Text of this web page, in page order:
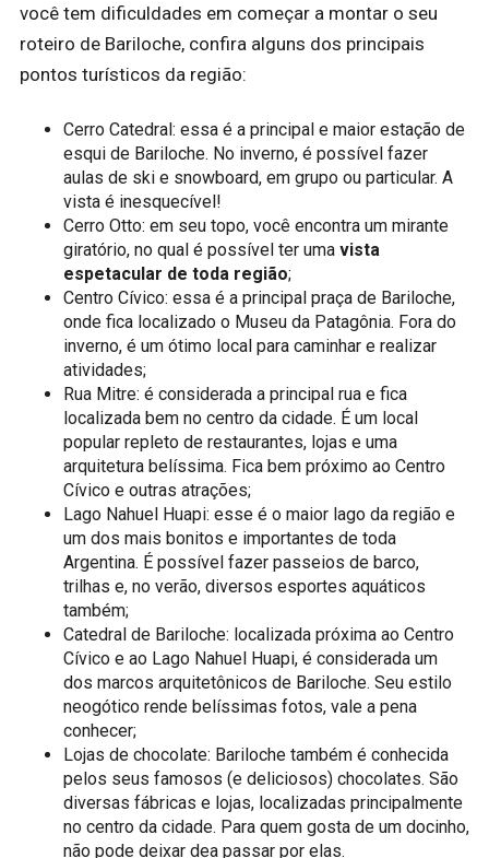
você tem dificuldades em começar a montar o seu
roteiro de Bariloche, confira alguns dos principais
pontos turísticos da região:
Cerro Catedral: essa é a principal e maior estação de
esqui de Bariloche. No inverno, é possível fazer
aulas de ski e snowboard, em grupo ou particular. A
vista é inesquecível!
Cerro Otto: em seu topo, você encontra um mirante
giratório, no qual é possível ter uma vista
espetacular de toda região;
Centro Cívico: essa é a principal praça de Bariloche,
onde fica localizado o Museu da Patagônia. Fora do
inverno, é um ótimo local para caminhar e realizar
atividades;
Rua Mitre: é considerada a principal rua e fica
localizada bem no centro da cidade. É um local
popular repleto de restaurantes, lojas e uma
arquitetura belíssima. Fica bem próximo ao Centro
Cívico e outras atrações;
Lago Nahuel Huapi: esse é o maior lago da região e
um dos mais bonitos e importantes de toda
Argentina. É possível fazer passeios de barco,
trilhas e, no verão, diversos esportes aquáticos
também;
Catedral de Bariloche: localizada próxima ao Centro
Cívico e ao Lago Nahuel Huapi, é considerada um
dos marcos arquitetônicos de Bariloche. Seu estilo
neogótico rende belíssimas fotos, vale a pena
conhecer;
Lojas de chocolate: Bariloche também é conhecida
pelos seus famosos (e deliciosos) chocolates. São
diversas fábricas e lojas, localizadas principalmente
no centro da cidade. Para quem gosta de um docinho,
não pode deixar dea passar por elas.